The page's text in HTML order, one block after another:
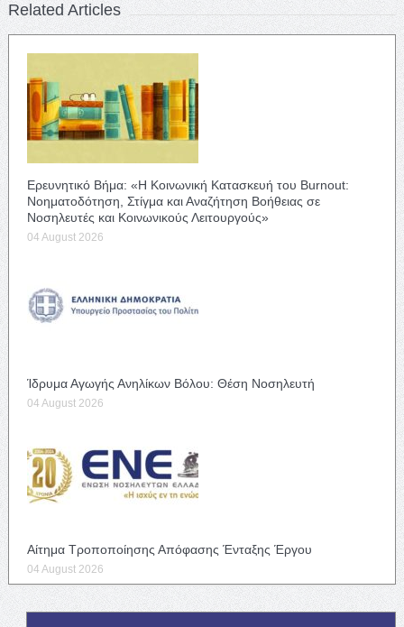
Related Articles
Ερευνητικό Βήμα: «Η Κοινωνική Κατασκευή του Burnout:
Νοηματοδότηση, Στίγμα και Αναζήτηση Βοήθειας σε
Νοσηλευτές και Κοινωνικούς Λειτουργούς»
04 August 2026
Ίδρυμα Αγωγής Ανηλίκων Βόλου: Θέση Νοσηλευτή
04 August 2026
Αίτημα Τροποποίησης Απόφασης Ένταξης Έργου
04 August 2026